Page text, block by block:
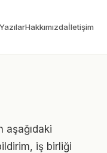
YazılarHakkımızdaİletişim
iş birliği